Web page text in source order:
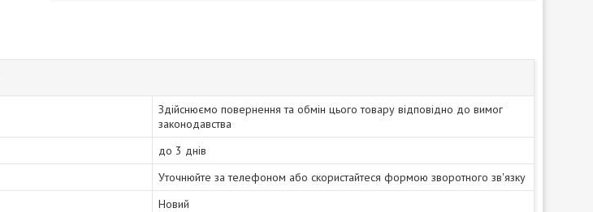
Здійснюємо повернення та обмін цього товару відповідно до вимог
законодавства
до 3 днів
Уточнюйте за телефоном або скористайтеся формою зворотного зв'язку
Новий